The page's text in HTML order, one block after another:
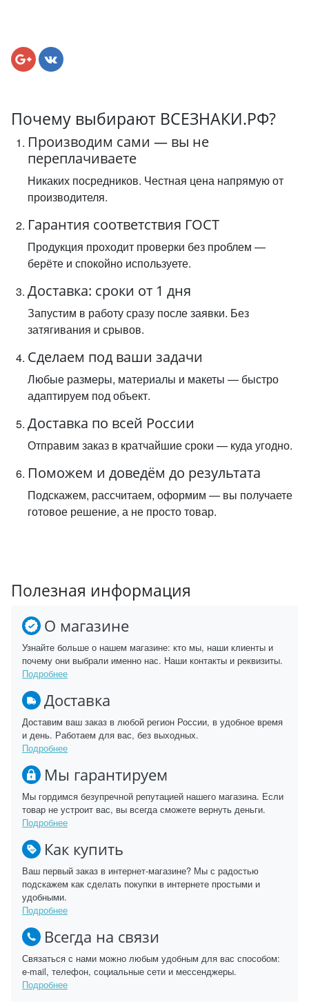
Почему выбирают ВСЕЗНАКИ.РФ?
Производим сами — вы не
переплачиваете
Никаких посредников. Честная цена напрямую от
производителя.
Гарантия соответствия ГОСТ
Продукция проходит проверки без проблем —
берёте и спокойно используете.
Доставка: сроки от 1 дня
Запустим в работу сразу после заявки. Без
затягивания и срывов.
Сделаем под ваши задачи
Любые размеры, материалы и макеты — быстро
адаптируем под объект.
Доставка по всей России
Отправим заказ в кратчайшие сроки — куда угодно.
Поможем и доведём до результата
Подскажем, рассчитаем, оформим — вы получаете
готовое решение, а не просто товар.
Полезная информация
О магазине
Узнайте больше о нашем магазине: кто мы, наши клиенты и
почему они выбрали именно нас. Наши контакты и реквизиты.
Подробнее
Доставка
Доставим ваш заказ в любой регион России, в удобное время
и день. Работаем для вас, без выходных.
Подробнее
Мы гарантируем
Мы гордимся безупречной репутацией нашего магазина. Если
товар не устроит вас, вы всегда сможете вернуть деньги.
Подробнее
Как купить
Ваш первый заказ в интернет-магазине? Мы с радостью
подскажем как сделать покупки в интернете простыми и
удобными.
Подробнее
Всегда на связи
Связаться с нами можно любым удобным для вас способом:
e-mail, телефон, социальные сети и мессенджеры.
Подробнее